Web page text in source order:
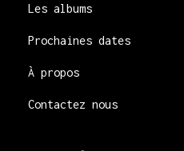
Les albums
Prochaines dates
À propos
Contactez nous